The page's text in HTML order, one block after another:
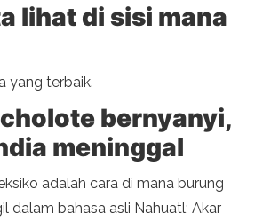
lihat di sisi mana
yang terbaik.
bernyanyi,
meninggal
adalah cara di mana burung
dalam bahasa asli Nahuatl; Akar